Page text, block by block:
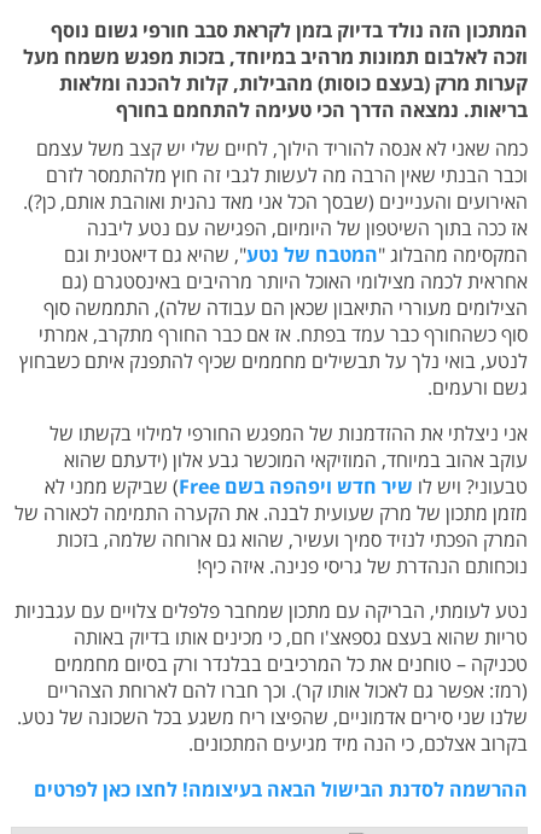
המתכון הזה נולד בדיוק בזמן לקראת סבב חורפי גשום נוסף
וזכה לאלבום תמונות מרהיב במיוחד, בזכות מפגש משמח מעל
קערות מרק (בעצם כוסות) מהבילות, קלות להכנה ומלאות
בריאות. נמצאה הדרך הכי טעימה להתחמם בחורף
כמה שאני לא אנסה להוריד הילוך, לחיים שלי יש קצב משל עצמם
וכבר הבנתי שאין הרבה מה לעשות לגבי זה חוץ מלהתמסר לזרם
האירועים והעניינים (שבסך הכל אני מאד נהנית ואוהבת אותם, כן?).
אז ככה בתוך השיטפון של היומיום, הפגישה עם נטע ליבנה
המקסימה מהבלוג "המטבח של נטע", שהיא גם דיאטנית וגם
אחראית לכמה מצילומי האוכל היותר מרהיבים באינסטגרם (גם
הצילומים מעוררי התיאבון שכאן הם עבודה שלה), התממשה סוף
סוף כשהחורף כבר עמד בפתח. אז אם כבר החורף מתקרב, אמרתי
לנטע, בואי נלך על תבשילים מחממים שכיף להתפנק איתם כשבחוץ
גשם ורעמים.
אני ניצלתי את ההזדמנות של המפגש החורפי למילוי בקשתו של
עוקב אהוב במיוחד, המוזיקאי המוכשר גבע אלון (ידעתם שהוא
טבעוני? ויש לו שיר חדש ויפהפה בשם Free
) שביקש ממני לא
מזמן מתכון של מרק שעועית לבנה. את הקערה התמימה לכאורה של
המרק הפכתי לנזיד סמיך ועשיר, שהוא גם ארוחה שלמה, בזכות
נוכחותם הנהדרת של גריסי פנינה. איזה כיף!
נטע לעומתי, הבריקה עם מתכון שמחבר פלפלים צלויים עם עגבניות
טריות שהוא בעצם גספאצ'ו חם, כי מכינים אותו בדיוק באותה
טכניקה – טוחנים את כל המרכיבים בבלנדר ורק בסיום מחממים
(רמז: אפשר גם לאכול אותו קר). וכך חברו להם לארוחת הצהריים
שלנו שני סירים אדמוניים, שהפיצו ריח משגע בכל השכונה של נטע.
בקרוב אצלכם, כי הנה מיד מגיעים המתכונים.
ההרשמה לסדנת הבישול הבאה בעיצומה! לחצו כאן לפרטים